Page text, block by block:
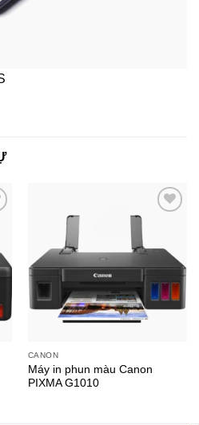
CANON
Máy in phun màu Canon
PIXMA G1010